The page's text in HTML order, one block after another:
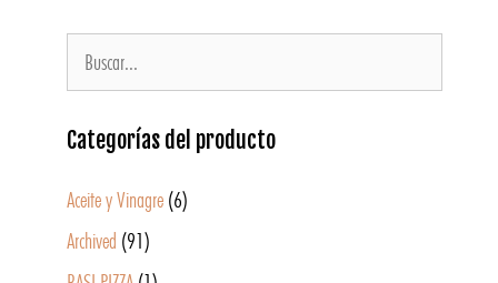
Categorías del producto
Aceite y Vinagre (6)
Archived (91)